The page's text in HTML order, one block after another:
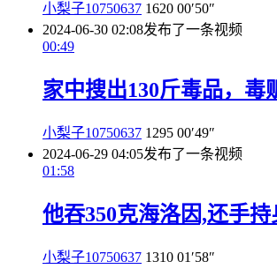
小梨子10750637 1620 00′50″
2024-06-30 02:08发布了一条视频
00:49
家中搜出130斤毒品，毒
小梨子10750637 1295 00′49″
2024-06-29 04:05发布了一条视频
01:58
他吞350克海洛因,还手
小梨子10750637 1310 01′58″